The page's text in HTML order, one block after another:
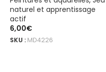
naturel et apprentissage
actif
6,00€
SKU : MD4226